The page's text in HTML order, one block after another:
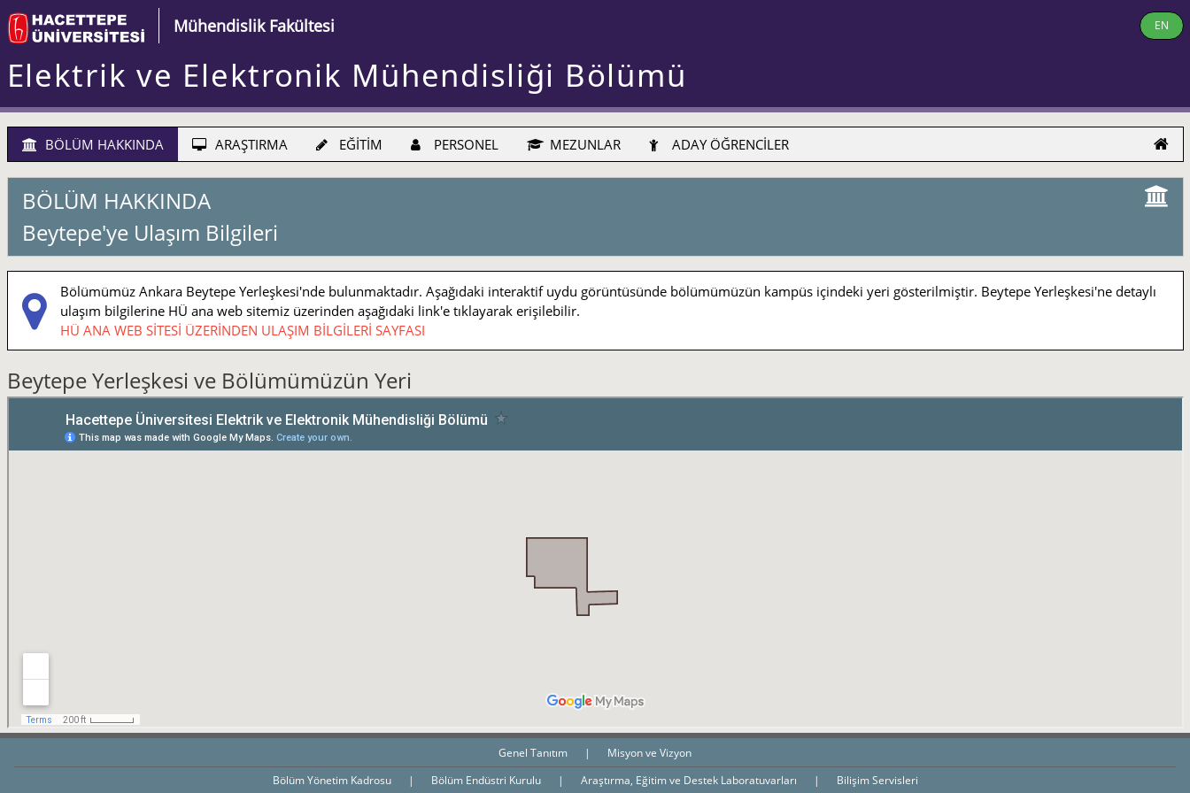
Mühendislik Fakültesi EN
Elektrik ve Elektronik Mühendisliği Bölümü
BÖLÜM HAKKINDA ARAŞTIRMA EĞİTİM PERSONEL MEZUNLAR ADAY ÖĞRENCİLER
BÖLÜM HAKKINDA
Beytepe'ye Ulaşım Bilgileri
Bölümümüz Ankara Beytepe Yerleşkesi'nde bulunmaktadır. Aşağıdaki interaktif uydu görüntüsünde bölümümüzün kampüs içindeki yeri gösterilmiştir. Beytepe Yerleşkesi'ne detaylı
ulaşım bilgilerine HÜ ana web sitemiz üzerinden aşağıdaki link'e tıklayarak erişilebilir.
HÜ ANA WEB SİTESİ ÜZERİNDEN ULAŞIM BİLGİLERİ SAYFASI
Beytepe Yerleşkesi ve Bölümümüzün Yeri
Genel Tanıtım |
Misyon ve Vizyon
Bölüm Yönetim Kadrosu
| Bölüm Endüstri Kurulu | Araştırma, Eğitim ve Destek Laboratuvarları | Bilişim Servisleri